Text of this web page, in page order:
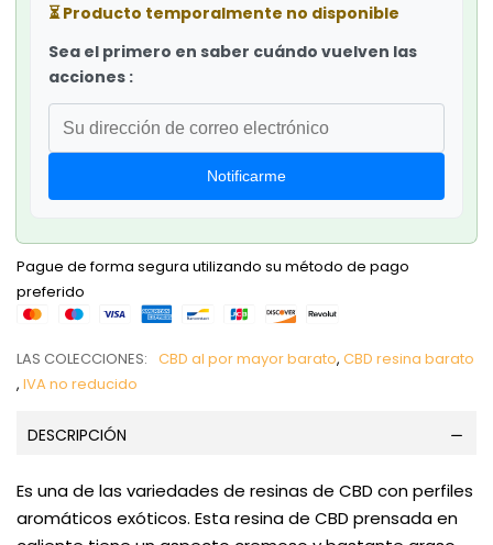
⏳Producto temporalmente no disponible
Sea el primero en saber cuándo vuelven las
acciones :
Notificarme
Pague de forma segura utilizando su método de pago
preferido
LAS COLECCIONES: CBD al por mayor barato, CBD resina barato
, IVA no reducido
DESCRIPCIÓN
Es una de las variedades de resinas de CBD con perfiles
aromáticos exóticos. Esta resina de CBD prensada en